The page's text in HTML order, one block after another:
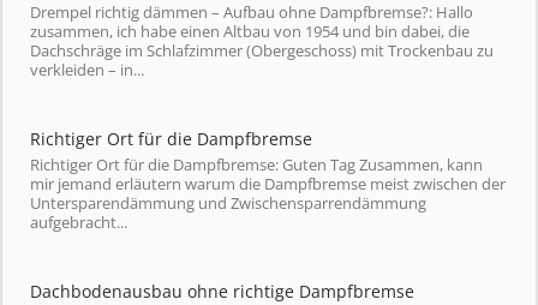
Drempel richtig dämmen – Aufbau ohne Dampfbremse?: Hallo
zusammen, ich habe einen Altbau von 1954 und bin dabei, die
Dachschräge im Schlafzimmer (Obergeschoss) mit Trockenbau zu
verkleiden – in...
Richtiger Ort für die Dampfbremse
Richtiger Ort für die Dampfbremse: Guten Tag Zusammen, kann
mir jemand erläutern warum die Dampfbremse meist zwischen der
Untersparendämmung und Zwischensparrendämmung
aufgebracht...
Dachbodenausbau ohne richtige Dampfbremse